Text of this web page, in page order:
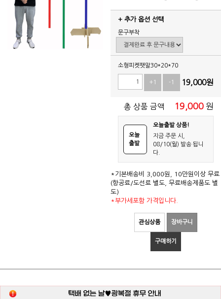
+ 추가 옵션 선택
문구부착
소형피켓팻말30*20*70
+1 -1 19,000원
총 상품 금액 19,000 원
오늘
출발
오늘출발 상품!
지금 주문 시,
08/10(월) 발송 됩니
다.
*기본배송비 3,000원, 10만원이상 무료
(항공료/도선료 별도, 무료배송제품도 별
도)
*부가세포함 가격입니다.
관심상품 장바구니
구매하기